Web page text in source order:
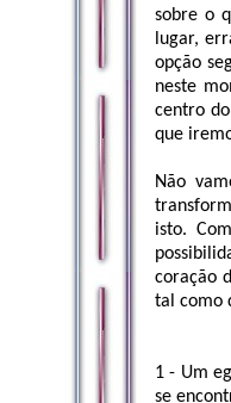
sobre o
lugar,
opção
neste
centro
que
Não
isto.
coração
tal como
1 - Um
se